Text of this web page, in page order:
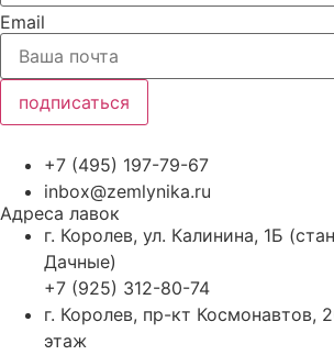
Email
подписаться
+7 (495) 197-79-67
inbox@zemlynika.ru
Адреса лавок
г. Королев, ул. Калинина, 1Б
Дачные)
+7 (925) 312-80-74
г. Королев, пр-кт Космонавтов,
этаж